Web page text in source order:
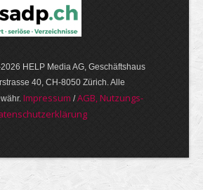
HELP Media AG, Geschäftshaus
40, CH-8050 Zürich. Alle
Im­pres­sum /AGB, Nut­zungs­